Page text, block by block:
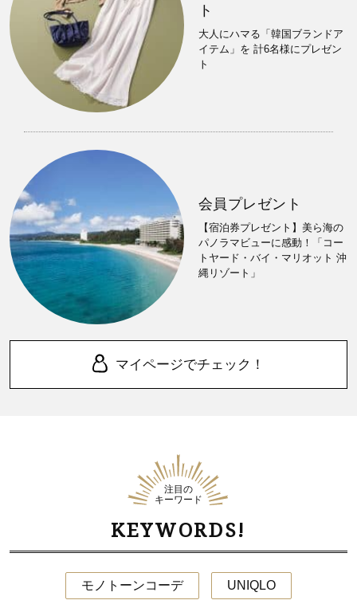
ト
大人にハマる「韓国ブランドア
イテム」を 計6名様にプレゼン
ト
会員プレゼント
【宿泊券プレゼント】美ら海の
パノラマビューに感動！「コー
トヤード・バイ・マリオット 沖
縄リゾート」
マイページでチェック！
注目の
キーワード
KEYWORDS!
モノトーンコーデ UNIQLO